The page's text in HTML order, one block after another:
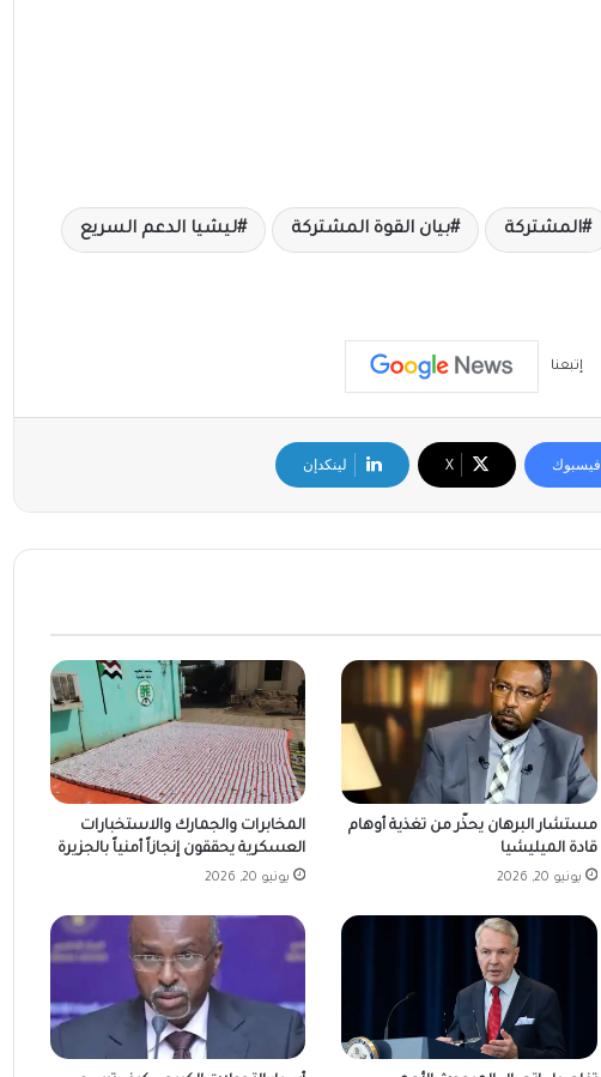
المشتركة بيان القوة المشتركة ليشيا الدعم السريع
إتبعنا
فيسبوك ‫X لينكدإن
مستشار البرهان يحذّر من تغذية أوهام
قادة الميليشيا
يونيو 20, 2026
المخابرات والجمارك والاستخبارات
العسكرية يحققون إنجازاً أمنياً بالجزيرة
يونيو 20, 2026